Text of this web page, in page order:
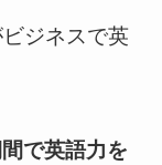
ジネスで英
で英語力を